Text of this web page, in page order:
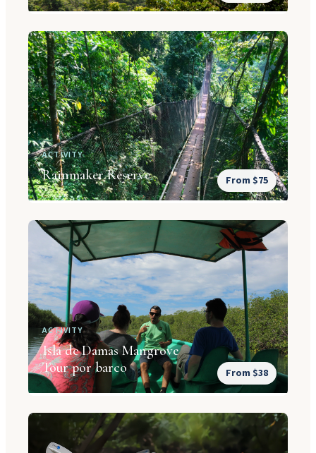
ACTIVITY
Rainmaker Reserve From $75
ACTIVITY
Isla de Damas Mangrove
Tour por barco
From $38